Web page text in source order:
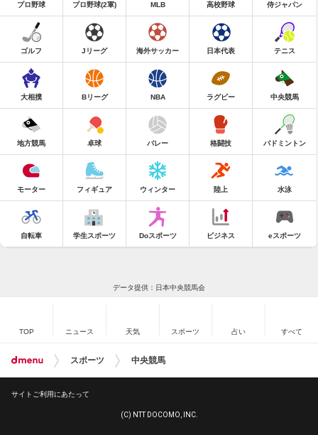
プロ野球 プロ野球(2軍) MLB 高校野球 侍ジャパン
ゴルフ Jリーグ 海外サッカー 日本代表 テニス
大相撲 Bリーグ NBA ラグビー 中央競馬
地方競馬 卓球 バレー 格闘技 バドミントン
モーター フィギュア ウィンター 陸上 水泳
自転車 学生スポーツ Doスポーツ ビジネス eスポーツ
データ提供：日本中央競馬会
TOP ニュース 天気 スポーツ 占い すべて
スポーツ 中央競馬
サイトご利用にあたって
(C) NTT DOCOMO, INC.